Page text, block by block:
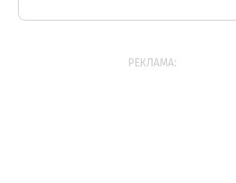
РЕКЛАМА: